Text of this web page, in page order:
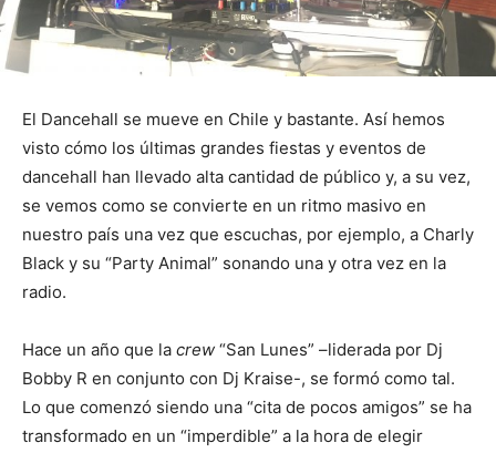
El Dancehall se mueve en Chile y bastante. Así hemos
visto cómo los últimas grandes fiestas y eventos de
dancehall han llevado alta cantidad de público y, a su vez,
se vemos como se convierte en un ritmo masivo en
nuestro país una vez que escuchas, por ejemplo, a Charly
Black y su “Party Animal” sonando una y otra vez en la
radio.
Hace un año que la crew “San Lunes” –liderada por Dj
Bobby R en conjunto con Dj Kraise-, se formó como tal.
Lo que comenzó siendo una “cita de pocos amigos” se ha
transformado en un “imperdible” a la hora de elegir